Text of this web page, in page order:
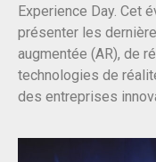
Experience Day. Cet
présenter les
augmentée (AR), de
technologies de
des entreprises